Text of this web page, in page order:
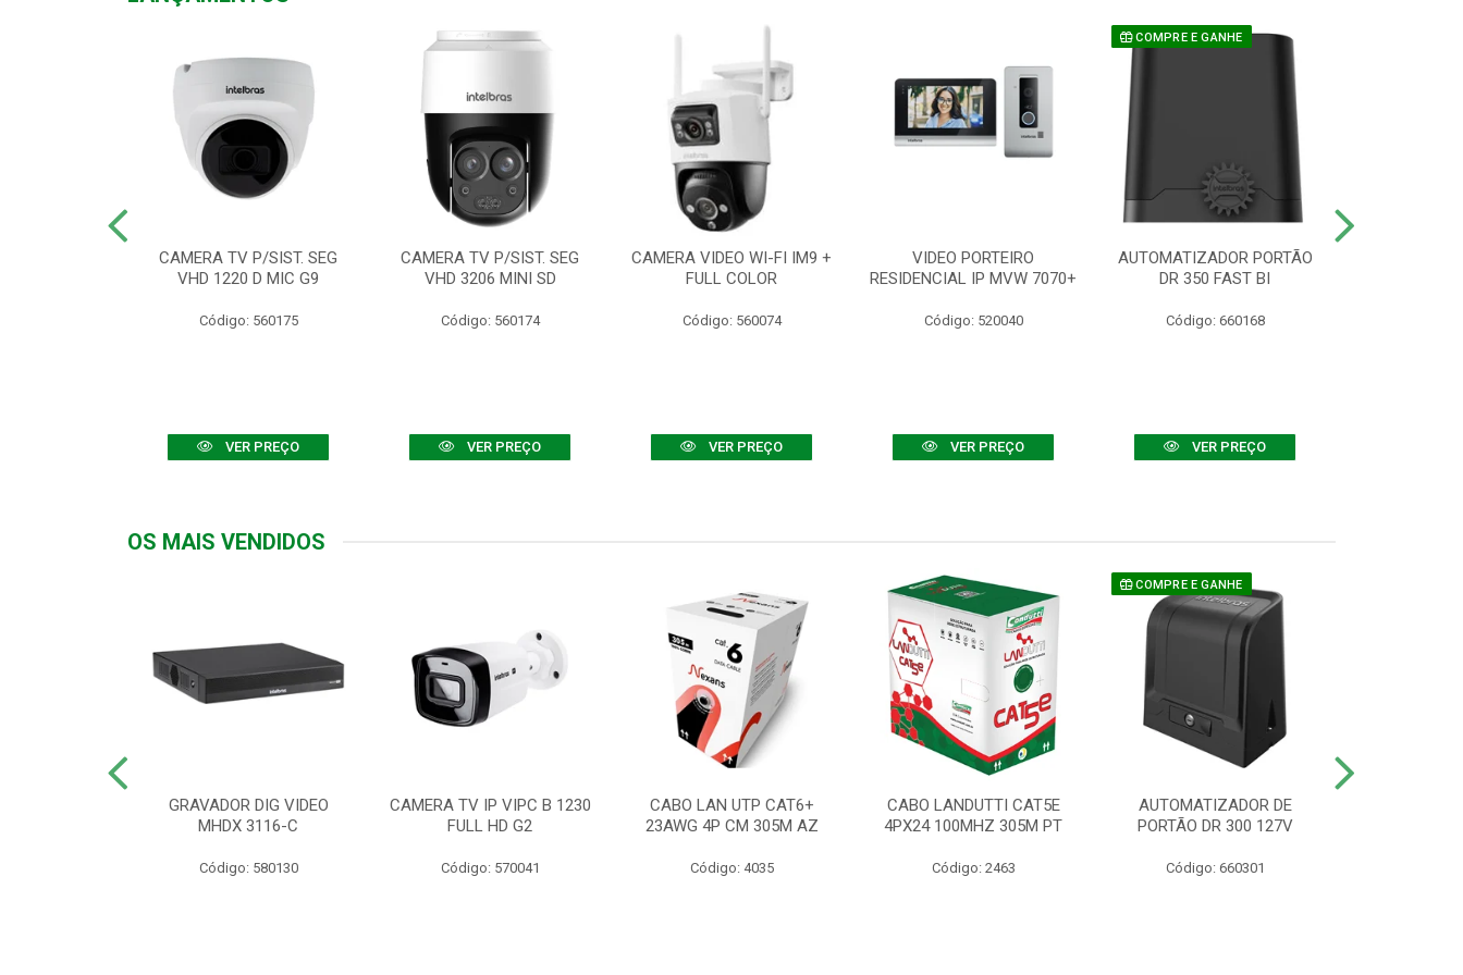
CAMERA TV P/SIST. SEG
VHD 1220 D MIC G9
Código: 560175
VER PREÇO
CAMERA TV P/SIST. SEG
VHD 3206 MINI SD
Código: 560174
VER PREÇO
CAMERA VIDEO WI-FI IM9 +
FULL COLOR
Código: 560074
VER PREÇO
VIDEO PORTEIRO
RESIDENCIAL IP MVW 7070+
Código: 520040
VER PREÇO
COMPRE E GANHE
AUTOMATIZADOR PORTÃO
DR 350 FAST BI
Código: 660168
VER PREÇO
OS MAIS VENDIDOS
GRAVADOR DIG VIDEO
MHDX 3116-C
Código: 580130
CAMERA TV IP VIPC B 1230
FULL HD G2
Código: 570041
CABO LAN UTP CAT6+
23AWG 4P CM 305M AZ
Código: 4035
CABO LANDUTTI CAT5E
4PX24 100MHZ 305M PT
Código: 2463
COMPRE E GANHE
AUTOMATIZADOR DE
PORTÃO DR 300 127V
Código: 660301